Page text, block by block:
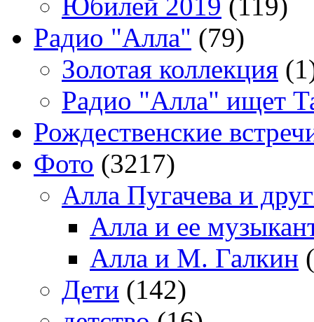
Радио "Алла" (79)
Золотая коллекция
Радио "Алла" ищет
Рождественские
Фото (3217)
Алла Пугачева и
Алла и ее
Алла и М. Галкин
Дети (142)